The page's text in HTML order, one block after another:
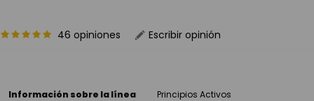
46 opiniones Escribir opinión
Información sobre la línea
Principios Activos